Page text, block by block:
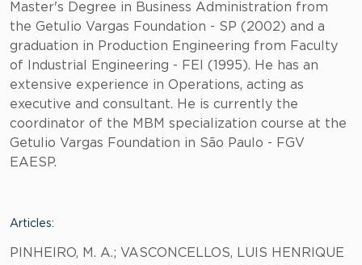
Master's Degree in Business Administration from
the Getulio Vargas Foundation - SP (2002) and a
graduation in Production Engineering from Faculty
of Industrial Engineering - FEI (1995). He has an
extensive experience in Operations, acting as
executive and consultant. He is currently the
coordinator of the MBM specialization course at the
Getulio Vargas Foundation in São Paulo - FGV
EAESP.
Articles:
PINHEIRO, M. A.; VASCONCELLOS, LUIS HENRIQUE